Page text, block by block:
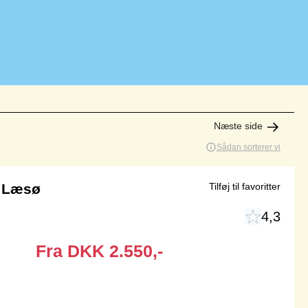
Næste side
Sådan sorterer vi
Læsø
4,3
Fra DKK 2.550,-
Tilføj til favoritter